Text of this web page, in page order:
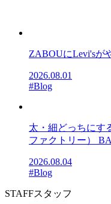
ZABOUにLevi'sが
2026.08.01
#Blog
太・細どっちにす
ファクトリー）
2026.08.04
#Blog
STAFFスタッフ